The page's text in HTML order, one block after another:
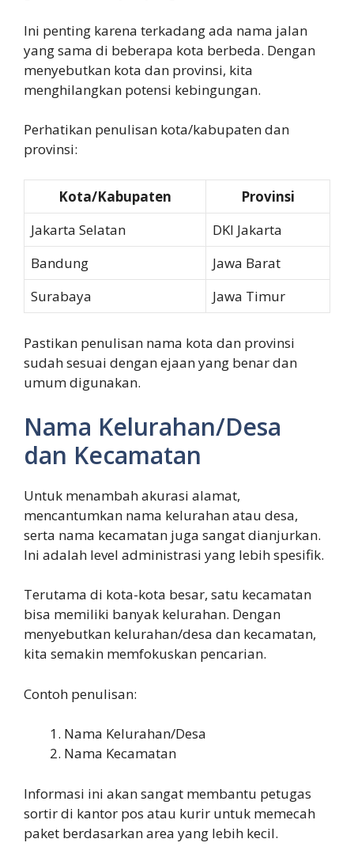
Ini penting karena terkadang ada nama jalan
yang sama di beberapa kota berbeda. Dengan
menyebutkan kota dan provinsi, kita
menghilangkan potensi kebingungan.
Perhatikan penulisan kota/kabupaten dan
provinsi:
Kota/Kabupaten
Provinsi
Jakarta Selatan
DKI Jakarta
Bandung
Jawa Barat
Surabaya
Jawa Timur
Pastikan penulisan nama kota dan provinsi
sudah sesuai dengan ejaan yang benar dan
umum digunakan.
Nama Kelurahan/Desa
dan Kecamatan
Untuk menambah akurasi alamat,
mencantumkan nama kelurahan atau desa,
serta nama kecamatan juga sangat dianjurkan.
Ini adalah level administrasi yang lebih spesifik.
Terutama di kota-kota besar, satu kecamatan
bisa memiliki banyak kelurahan. Dengan
menyebutkan kelurahan/desa dan kecamatan,
kita semakin memfokuskan pencarian.
Contoh penulisan:
Nama Kelurahan/Desa
Nama Kecamatan
Informasi ini akan sangat membantu petugas
sortir di kantor pos atau kurir untuk memecah
paket berdasarkan area yang lebih kecil.